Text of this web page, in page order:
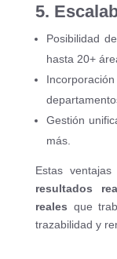
5.
Posibilidad
hasta 20+
Gestión
más.
Estas
resultados
reales que
trazabilidad y